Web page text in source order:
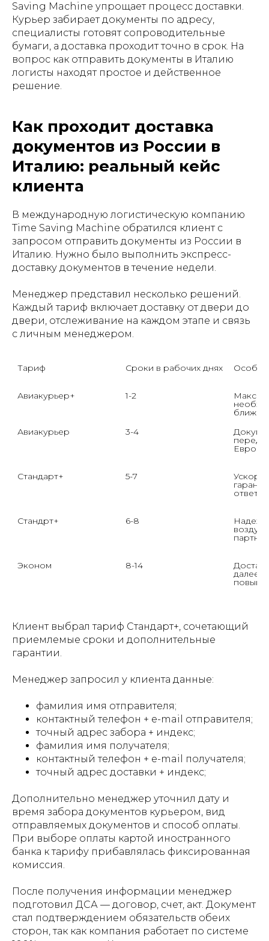
Saving Machine упрощает процесс доставки.
Курьер забирает документы по адресу,
специалисты готовят сопроводительные
бумаги, а доставка проходит точно в срок. На
вопрос как отправить документы в Италию
логисты находят простое и действенное
решение.
Как проходит доставка
документов из России в
Италию: реальный кейс
клиента
В международную логистическую компанию
Time Saving Machine обратился клиент с
запросом отправить документы из России в
Италию. Нужно было выполнить экспресс-
доставку документов в течение недели.
Менеджер представил несколько решений.
Каждый тариф включает доставку от двери до
двери, отслеживание на каждом этапе и связь
с личным менеджером.
Тариф Сроки в рабочих днях
Авиакурьер+ 1-2
Авиакурьер
3-4
Европе.
Стандарт+ 5-7
Стандрт+ 6-8
Эконом 8-14
далее
Клиент выбрал тариф Стандарт+, сочетающий
приемлемые сроки и дополнительные
гарантии.
Менеджер запросил у клиента данные:
фамилия имя отправителя;
контактный телефон + e-mail отправителя;
точный адрес забора + индекс;
фамилия имя получателя;
контактный телефон + e-mail получателя;
точный адрес доставки + индекс;
Дополнительно менеджер уточнил дату и
время забора документов курьером, вид
отправляемых документов и способ оплаты.
При выборе оплаты картой иностранного
банка к тарифу прибавлялась фиксированная
комиссия.
После получения информации менеджер
подготовил ДСА — договор, счет, акт. Документ
стал подтверждением обязательств обеих
сторон, так как компания работает по системе